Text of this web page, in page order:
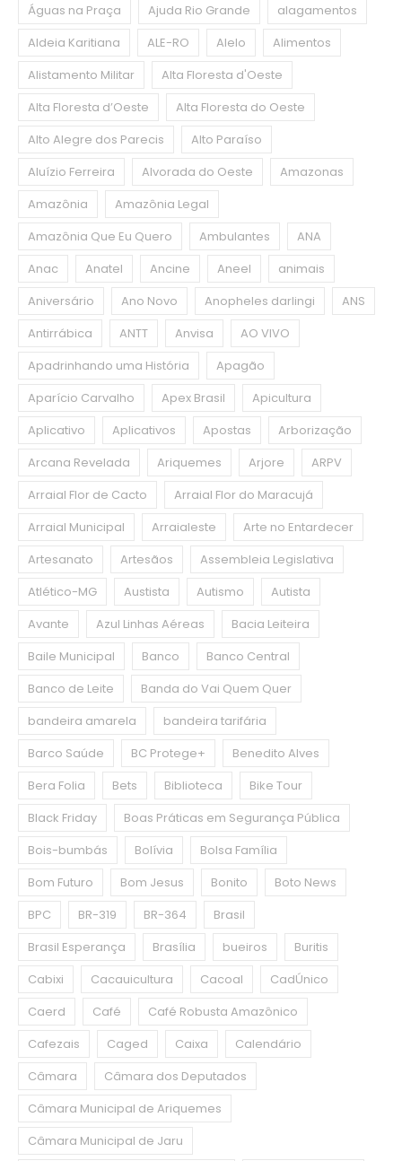
Águas na Praça
Ajuda Rio Grande
alagamentos
Aldeia Karitiana
ALE-RO Alelo
Alimentos
Alistamento Militar
Alta Floresta d'Oeste
Alta Floresta d’Oeste
Alta Floresta do Oeste
Alto Alegre dos Parecis
Alto Paraíso
Aluízio Ferreira
Alvorada do Oeste
Amazonas
Amazônia
Amazônia Legal
Amazônia Que Eu Quero
Ambulantes
ANA
Anac
Anatel Ancine Aneel
animais
Aniversário
Ano Novo Anopheles darlingi
ANS
Antirrábica
ANTT Anvisa
AO VIVO
Apadrinhando uma História
Apagão
Aparício Carvalho
Apex Brasil
Apicultura
Aplicativo
Aplicativos Apostas
Arborização
Arcana Revelada
Ariquemes Arjore
ARPV
Arraial Flor de Cacto
Arraial Flor do Maracujá
Arraial Municipal
Arraialeste
Arte no Entardecer
Artesanato
Artesãos
Assembleia Legislativa
Atlético-MG
Austista Autismo
Autista
Avante
Azul Linhas Aéreas
Bacia Leiteira
Baile Municipal
Banco
Banco Central
Banco de Leite
Banda do Vai Quem Quer
bandeira amarela
bandeira tarifária
Barco Saúde
BC Protege+
Benedito Alves
Bera Folia
Bets Biblioteca
Bike Tour
Black Friday
Boas Práticas em Segurança Pública
Bois-bumbás
Bolívia
Bolsa Família
Bom Futuro
Bom Jesus Bonito
Boto News
BPC
BR-319 BR-364
Brasil
Brasil Esperança
Brasília bueiros
Buritis
Cabixi
Cacauicultura Cacoal
CadÚnico
Caerd
Café
Café Robusta Amazônico
Cafezais
Caged Caixa
Calendário
Câmara
Câmara dos Deputados
Câmara Municipal de Ariquemes
Câmara Municipal de Jaru